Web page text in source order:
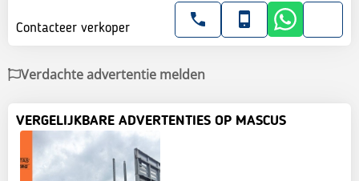
Contacteer verkoper
Verdachte advertentie melden
VERGELIJKBARE ADVERTENTIES OP MASCUS